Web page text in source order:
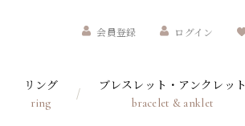
会員登録 ログイン
リング
ring
ブレスレット・アンクレット
bracelet & anklet